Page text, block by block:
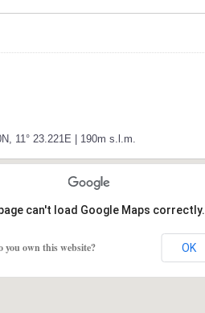
11° 23.221E | 190m s.l.m.
can't load Google Maps correctly.
you own this website? OK